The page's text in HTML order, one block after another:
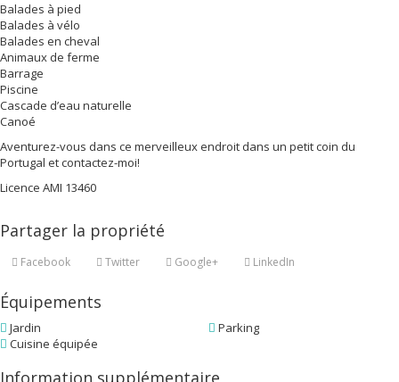
Balades à pied
Balades à vélo
Balades en cheval
Animaux de ferme
Barrage
Piscine
Cascade d’eau naturelle
Canoé
Aventurez-vous dans ce merveilleux endroit dans un petit coin du
Portugal et contactez-moi!
Licence AMI 13460
Partager la propriété
Facebook Twitter Google+ LinkedIn
Équipements
Jardin
Parking
Cuisine équipée
Information supplémentaire